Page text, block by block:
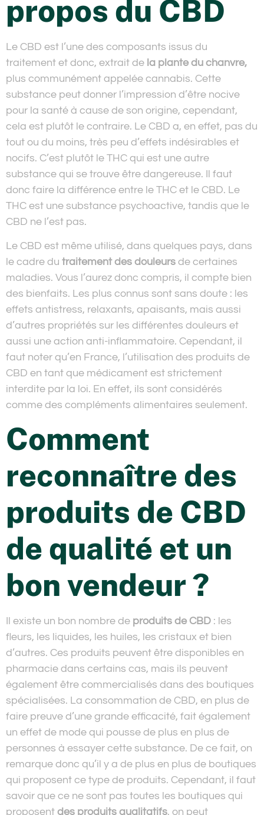
propos du CBD
Le CBD est l’une des composants issus du
traitement et donc, extrait de la plante du chanvre,
plus communément appelée cannabis. Cette
substance peut donner l’impression d’être nocive
pour la santé à cause de son origine, cependant,
cela est plutôt le contraire. Le CBD a, en effet, pas du
tout ou du moins, très peu d’effets indésirables et
nocifs. C’est plutôt le THC qui est une autre
substance qui se trouve être dangereuse. Il faut
donc faire la différence entre le THC et le CBD. Le
THC est une substance psychoactive, tandis que le
CBD ne l’est pas.
Le CBD est même utilisé, dans quelques pays, dans
le cadre du traitement des douleurs de certaines
maladies. Vous l’aurez donc compris, il compte bien
des bienfaits. Les plus connus sont sans doute : les
effets antistress, relaxants, apaisants, mais aussi
d’autres propriétés sur les différentes douleurs et
aussi une action anti-inflammatoire. Cependant, il
faut noter qu’en France, l’utilisation des produits de
CBD en tant que médicament est strictement
interdite par la loi. En effet, ils sont considérés
comme des compléments alimentaires seulement.
Comment
reconnaître des
produits de CBD
de qualité et un
bon vendeur ?
Il existe un bon nombre de produits de CBD : les
fleurs, les liquides, les huiles, les cristaux et bien
d’autres. Ces produits peuvent être disponibles en
pharmacie dans certains cas, mais ils peuvent
également être commercialisés dans des boutiques
spécialisées. La consommation de CBD, en plus de
faire preuve d’une grande efficacité, fait également
un effet de mode qui pousse de plus en plus de
personnes à essayer cette substance. De ce fait, on
remarque donc qu’il y a de plus en plus de boutiques
qui proposent ce type de produits. Cependant, il faut
savoir que ce ne sont pas toutes les boutiques qui
proposent des produits qualitatifs, on peut